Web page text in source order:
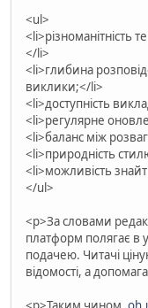
<ul>
<li>різноманітність
</li>
<li>глибина
виклики;</li>
<li>доступність
<li>регулярне
<li>баланс між
<li>природність
<li>можливість
</ul>
<p>За словами
платформ полягає в
подачею. Читачі
відомості, а